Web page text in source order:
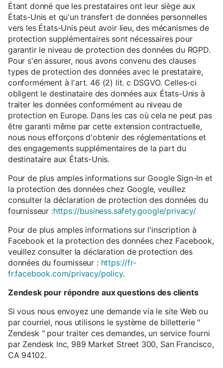
Étant donné que les prestataires ont leur siège aux
États-Unis et qu'un transfert de données personnelles
vers les États-Unis peut avoir lieu, des mécanismes de
protection supplémentaires sont nécessaires pour
garantir le niveau de protection des données du RGPD.
Pour s'en assurer, nous avons convenu des clauses
types de protection des données avec le prestataire,
conformément à l'art. 46 (2) lit. c DSGVO. Celles-ci
obligent le destinataire des données aux États-Unis à
traiter les données conformément au niveau de
protection en Europe. Dans les cas où cela ne peut pas
être garanti même par cette extension contractuelle,
nous nous efforçons d'obtenir des réglementations et
des engagements supplémentaires de la part du
destinataire aux États-Unis.
Pour de plus amples informations sur Google Sign-In et
la protection des données chez Google, veuillez
consulter la déclaration de protection des données du
fournisseur :https://business.safety.google/privacy/
Pour de plus amples informations sur l'inscription à
Facebook et la protection des données chez Facebook,
veuillez consulter la déclaration de protection des
données du fournisseur : https://fr-
fr.facebook.com/privacy/policy.
Zendesk pour répondre aux questions des clients
Si vous nous envoyez une demande via le site Web ou
par courriel, nous utilisons le système de billetterie "
Zendesk " pour traiter ces demandes, un service fourni
par Zendesk Inc, 989 Market Street 300, San Francisco,
CA 94102.